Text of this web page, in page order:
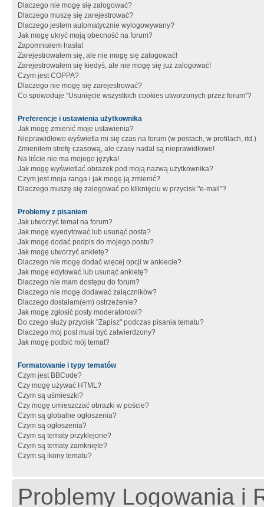
Dlaczego nie mogę się zalogować?
Dlaczego muszę się zarejestrować?
Dlaczego jestem automatycznie wylogowywany?
Jak mogę ukryć moją obecność na forum?
Zapomniałem hasła!
Zarejestrowałem się, ale nie mogę się zalogować!
Zarejestrowałem się kiedyś, ale nie mogę się już zalogować!
Czym jest COPPA?
Dlaczego nie mogę się zarejestrować?
Co spowoduje "Usunięcie wszystkich cookies utworzonych przez forum"?
Preferencje i ustawienia użytkownika
Jak mogę zmienić moje ustawienia?
Nieprawidłowo wyświetla mi się czas na forum (w postach, w profilach, itd.)
Zmieniłem strefę czasową, ale czasy nadal są nieprawidłowe!
Na liście nie ma mojego języka!
Jak mogę wyświetlać obrazek pod moją nazwą użytkownika?
Czym jest moja ranga i jak mogę ją zmienić?
Dlaczego muszę się zalogować po kliknięciu w przycisk "e-mail"?
Problemy z pisaniem
Jak utworzyć temat na forum?
Jak mogę wyedytować lub usunąć posta?
Jak mogę dodać podpis do mojego postu?
Jak mogę utworzyć ankietę?
Dlaczego nie mogę dodać więcej opcji w ankiecie?
Jak mogę edytować lub usunąć ankietę?
Dlaczego nie mam dostępu do forum?
Dlaczego nie mogę dodawać załączników?
Dlaczego dostałam(em) ostrzeżenie?
Jak mogę zgłosić posty moderatorowi?
Do czego służy przycisk "Zapisz" podczas pisania tematu?
Dlaczego mój post musi być zatwierdzony?
Jak mogę podbić mój temat?
Formatowanie i typy tematów
Czym jest BBCode?
Czy mogę używać HTML?
Czym są uśmieszki?
Czy mogę umieszczać obrazki w poście?
Czym są globalne ogłoszenia?
Czym są ogłoszenia?
Czym są tematy przyklejone?
Czym są tematy zamknięte?
Czym są ikony tematu?
Problemy Logowania i